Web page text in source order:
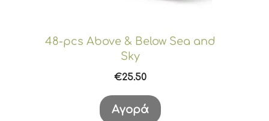
48-pcs Above & Below Sea and
Sky
€25.50
Αγορά